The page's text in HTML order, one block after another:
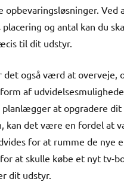
opbevaringsløsninger. Ved
placering og antal kan du
til dit udstyr.
det også værd at overveje,
af
planlægger at opgradere dit
kan det være en fordel at
for at rumme de nye
at skulle købe et nyt tv-
dit udstyr.